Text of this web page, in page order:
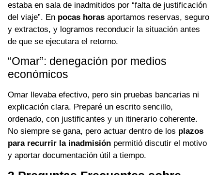
estaba en sala de inadmitidos por “falta de justificación
del viaje”. En pocas horas aportamos reservas, seguro
y extractos, y logramos reconducir la situación antes
de que se ejecutara el retorno.
“Omar”: denegación por medios
económicos
Omar llevaba efectivo, pero sin pruebas bancarias ni
explicación clara. Preparé un escrito sencillo,
ordenado, con justificantes y un itinerario coherente.
No siempre se gana, pero actuar dentro de los plazos
para recurrir la inadmisión permitió discutir el motivo
y aportar documentación útil a tiempo.